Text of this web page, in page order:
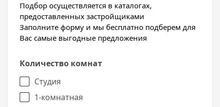
Подбор осуществляется в каталогах,
предоставленных застройщиками
Заполните форму и мы бесплатно подберем для
Вас самые выгодные предложения
Количество комнат
Студия
1-комнатная